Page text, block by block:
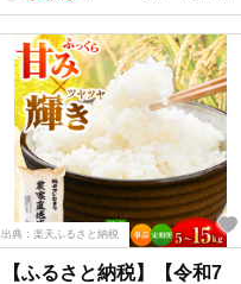
出典：楽天ふるさと納税
【ふるさと納税】【令和7